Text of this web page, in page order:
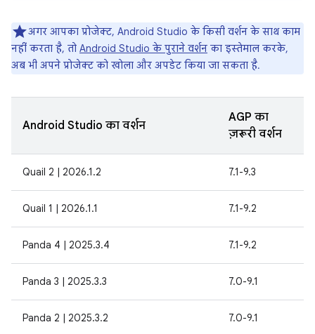
अगर आपका प्रोजेक्ट, Android Studio के किसी वर्शन के साथ काम
नहीं करता है, तो Android Studio के पुराने वर्शन का इस्तेमाल करके,
अब भी अपने प्रोजेक्ट को खोला और अपडेट किया जा सकता है.
Android Studio का वर्शन
AGP का
ज़रूरी वर्शन
Quail 2 | 2026.1.2 7.1-9.3
Quail 1 | 2026.1.1 7.1-9.2
Panda 4 | 2025.3.4 7.1-9.2
Panda 3 | 2025.3.3 7.0-9.1
Panda 2 | 2025.3.2 7.0-9.1